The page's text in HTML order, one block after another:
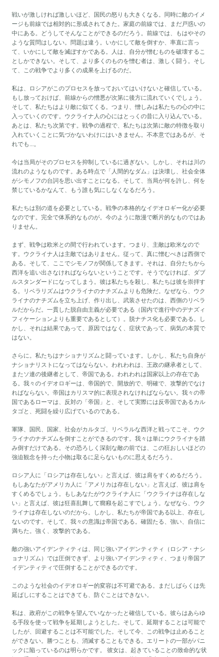
戦いが激しければ激しいほど、国民の怒りも大きくなる。同時に敵のイメ
ージも前線では相対的に形成されてきた。家庭の前線では、まだ戸惑いの
中にある。どうしてそんなことができるのだろう。前線では、もはやその
ような質問はしない。問題は違う。いかにして敵を倒すか、率直に言っ
て、いかにして敵を滅ぼすかである。人は、自分が憎むものを破壊するこ
としかできない。そして、より多くのものを憎む者は、激しく闘う。そし
て、この戦争でより多くの成果を上げるのだ。
私は、ロシアがこのプロセスを放っておいてはいけないと確信している。
もし放っておけば、前線からの憎悪が次第に後方に流れていくでしょう。
そして、私たちはより敵に似てくる。つまり、憎しみは私たちの心の中に
入っていくのです。ウクライナ人の心にはとっくの昔に入り込んでいる。
あとは、私たち次第です。戦争の過程で、私たちは次第に敵の特徴を取り
入れていくことに気づかないわけにはいきません。不本意ではあるが、そ
れでも...。
今は当局がそのプロセスを抑制しているに過ぎない。しかし、それは川の
流れのようなものです。ある時点で「人間的なダム」は決壊し、社会全体
がシモノフの台詞を思い出すことになる。そして、当局が何を許し、何を
禁じているかなんて、もう誰も気にしなくなるだろう。
私たちは別の道を必要としている。戦争の本格的なイデオロギー化が必要
なのです。完全で体系的なものが。今のように散漫で断片的なものではあ
りません。
まず、戦争は欧米との間で行われています。つまり、主敵は欧米なので
す。ウクライナ人は主敵ではありません。従って、真に憎むべきは西側で
ある。そして、ここでシモノフが関係してきます。それは、自分たちから
西洋を追い出さなければならないということです。そうでなければ、ダブ
ルスタンダードになってしまう。彼は私たちを殺し、私たちは彼を崇拝す
る。リベラリズムはウクライナのナチズムよりも危険だ。なぜなら、ウク
ライナのナチズムを立ち上げ、作り出し、武装させたのは、西側のリベラ
ルだからだ。一貫した脱自由主義が必要である（国内で進行中のデナズィ
フィケーションよりも重要であるとして）。脱ナチス化も必要である。し
かし、それは結果であって、原因ではなく、症状であって、病気の本質で
はない。
さらに。私たちはナショナリズムと闘っています。しかし、私たち自身が
ナショナリストになってはならない。われわれは、王政の継承者として、
またソ連の後継者として、帝国である。われわれは国家以上の存在であ
る。我々のイデオロギーは、帝国的で、開放的で、明確で、攻撃的でなけ
ればならない。帝国はカリスマ的に表現されなければならない。我々の帝
国であるローマは、反対の「帝国」と、そして実際には反帝国であるカル
タゴと、死闘を繰り広げているのである。
軍隊、国民、国家、社会がカルタゴ、リベラルな西洋と戦ってこそ、ウク
ライナのナチズムを倒すことができるのです。我々は単にウクライナを踏
み倒すだけである。その恐ろしく深刻な敵の前では、この狂おしいほどの
強迫観念を持った小物は取るに足らないものに思えるだろう。
ロシア人に「ロシアは存在しない」と言えば、彼は肩をすくめるだろう。
もしあなたがアメリカ人に「アメリカは存在しない」と言えば、彼は肩を
すくめるでしょう。もしあなたがウクライナ人に「ウクライナは存在しな
い」と言えば、彼は狂喜乱舞して癇癪を起こすでしょう。なぜなら、ウク
ライナは存在しないのだから。しかし、私たちが帝国である以上、存在し
ないのです。そして、我々の意識は帝国である。確固たる、強い、自信に
満ちた。強く、攻撃的である。
敵の強いアイデンティティは、同じ強いアイデンティティ（ロシア・ナシ
ョナリズム）では圧倒できず、より強いアイデンティティ、つまり帝国ア
イデンティティで圧倒することができるのです。
このような社会のイデオロギー的変容は不可避である。まだしばらくは先
延ばしにすることはできても、防ぐことはできない。
私は、政府がこの戦争を望んでいなかったと確信している。彼らはあらゆ
る手段を使って戦争を延期しようとした。そして、延期することは可能で
したが、回避することは不可能でした。そして今、この戦争は止めること
ができない。勝つことも、消滅することもできる。エリートの一部がパニ
ックに陥っているのは明らかです。 彼女は、起きていることの致命的な状